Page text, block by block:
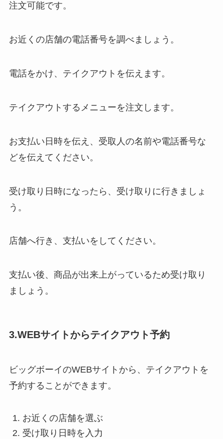
注文可能です。
お近くの店舗の電話番号を調べましょう。
電話をかけ、テイクアウトを伝えます。
テイクアウトするメニューを注文します。
お支払い日時を伝え、受取人の名前や電話番号な
どを伝えてください。
受け取り日時になったら、受け取りに行きましょ
う。
店舗へ行き、支払いをしてください。
支払い後、商品が出来上がっているため受け取り
ましょう。
3.WEBサイトからテイクアウト予約
ビッグボーイのWEBサイトから、テイクアウトを
予約することができます。
お近くの店舗を選ぶ
受け取り日時を入力